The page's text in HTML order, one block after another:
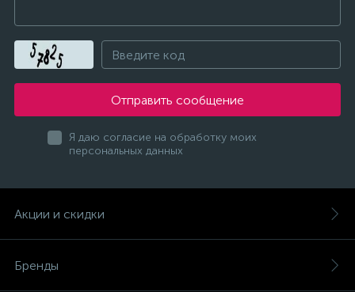
Отправить сообщение
Я даю согласие на обработку моих
персональных данных
Акции и скидки
Бренды